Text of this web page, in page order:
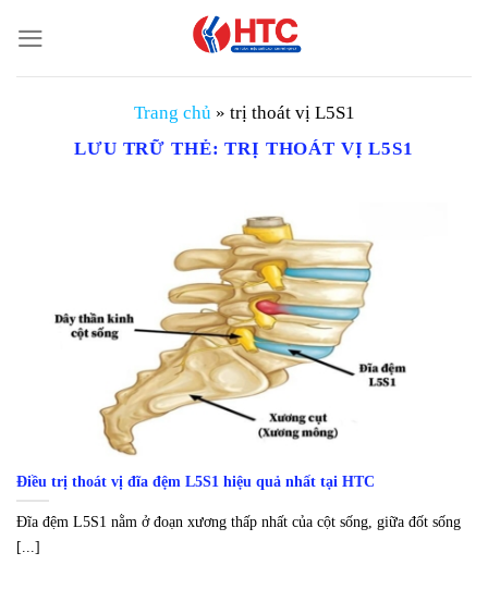
đến
nội
Trang chủ » trị thoát vị L5S1
LƯU TRỮ THẺ:TRỊ THOÁT VỊ L5S1
Điều trị thoát vị đĩa đệm L5S1 hiệu quả nhất tại HTC
Đĩa đệm L5S1 nằm ở đoạn xương thấp nhất của cột sống, giữa đốt sống
[...]